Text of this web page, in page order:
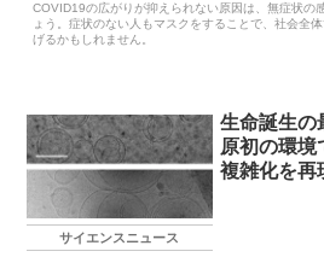
COVID19の広がりが抑えられない原因は、無症状の
ょう。症状のない人もマスクをすることで、社会全
げるかもしれません。
サイエンスニュース
生命誕生の
原初の環境
複雑化を再